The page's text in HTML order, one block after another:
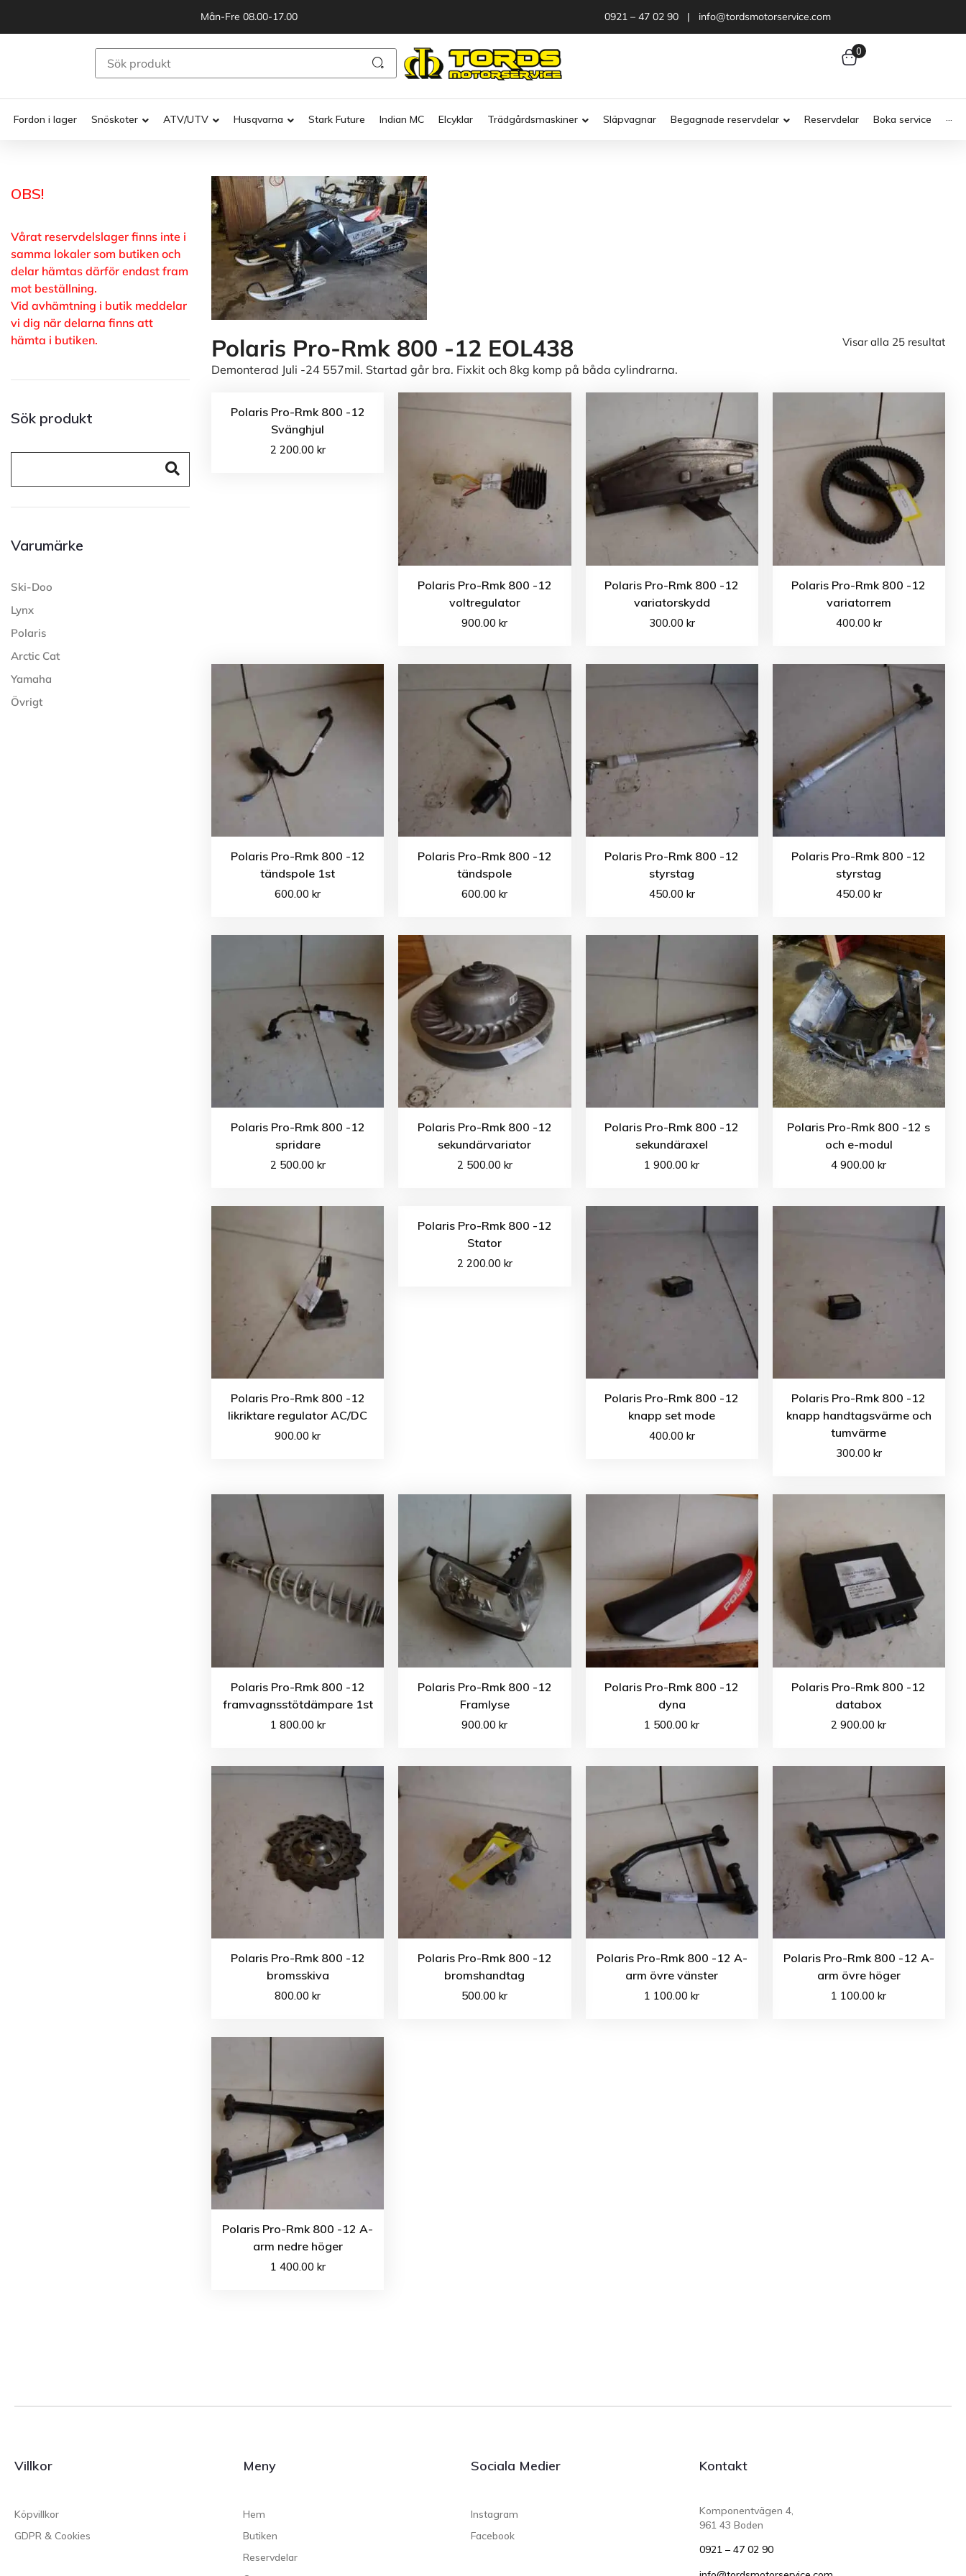
Mån-Fre 08.00-17.00 0921 – 47 02 90 | info@tordsmotorservice.com
0
Fordon i lager Snöskoter ATV/UTV Husqvarna Stark Future Indian MC Elcyklar Trädgårdsmaskiner Släpvagnar Begagnade reservdelar Reservdelar Boka service ···
OBS!
Vårat reservdelslager finns inte i
samma lokaler som butiken och
delar hämtas därför endast fram
mot beställning.
Vid avhämtning i butik meddelar
vi dig när delarna finns att
hämta i butiken.
Sök produkt
Varumärke
Ski-Doo
Lynx
Polaris
Arctic Cat
Yamaha
Övrigt
Polaris Pro-Rmk 800 -12 EOL438 Visar alla 25 resultat
Demonterad Juli -24 557mil. Startad går bra. Fixkit och 8kg komp på båda cylindrarna.
Polaris Pro-Rmk 800 -12
Svänghjul
2 200.00 kr
Polaris Pro-Rmk 800 -12
voltregulator
900.00kr
Polaris Pro-Rmk 800 -12
variatorskydd
300.00 kr
Polaris Pro-Rmk 800 -12
variatorrem
400.00 kr
Polaris Pro-Rmk 800 -12
tändspole 1st
600.00kr
Polaris Pro-Rmk 800 -12
tändspole
600.00kr
Polaris Pro-Rmk 800 -12
styrstag
450.00 kr
Polaris Pro-Rmk 800 -12
styrstag
450.00 kr
Polaris Pro-Rmk 800 -12
spridare
2 500.00 kr
Polaris Pro-Rmk 800 -12
sekundärvariator
2 500.00 kr
Polaris Pro-Rmk 800 -12
sekundäraxel
1 900.00kr
Polaris Pro-Rmk 800 -12 s
och e-modul
4 900.00kr
Polaris Pro-Rmk 800 -12
likriktare regulator AC/DC
900.00kr
Polaris Pro-Rmk 800 -12
Stator
2 200.00 kr
Polaris Pro-Rmk 800 -12
knapp set mode
400.00 kr
Polaris Pro-Rmk 800 -12
knapp handtagsvärme och
tumvärme
300.00 kr
Polaris Pro-Rmk 800 -12
framvagnsstötdämpare 1st
1 800.00 kr
Polaris Pro-Rmk 800 -12
Framlyse
900.00kr
Polaris Pro-Rmk 800 -12
dyna
1 500.00kr
Polaris Pro-Rmk 800 -12
databox
2 900.00kr
Polaris Pro-Rmk 800 -12
bromsskiva
800.00kr
Polaris Pro-Rmk 800 -12
bromshandtag
500.00kr
Polaris Pro-Rmk 800 -12 A-
arm övre vänster
1 100.00kr
Polaris Pro-Rmk 800 -12 A-
arm övre höger
1 100.00kr
Polaris Pro-Rmk 800 -12 A-
arm nedre höger
1 400.00 kr
Villkor
Köpvillkor
GDPR & Cookies
Meny
Hem
Butiken
Reservdelar
Sociala Medier
Instagram
Facebook
Kontakt
Komponentvägen 4,
961 43 Boden
0921 – 47 02 90